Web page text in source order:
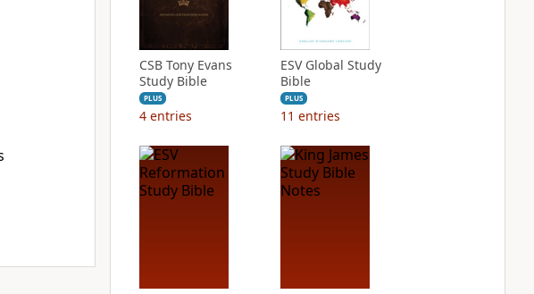
CSB Tony Evans
Study Bible
PLUS
4 entries
ESV Global Study
Bible
PLUS
11 entries